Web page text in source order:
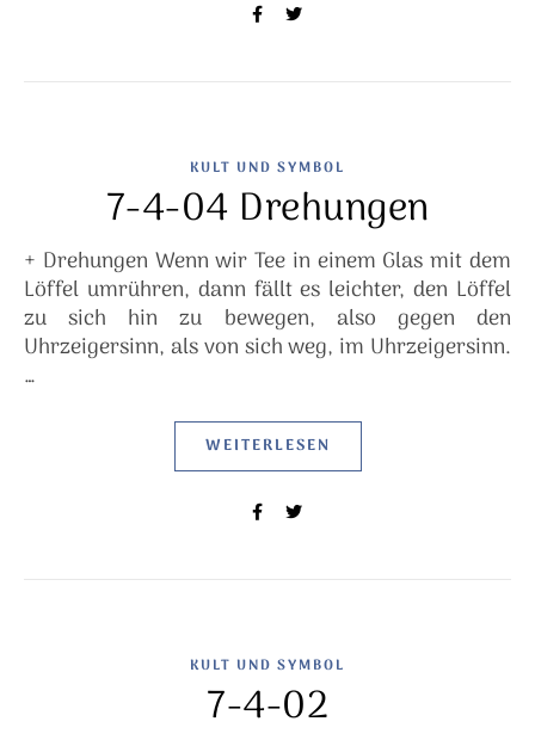
KULT UND SYMBOL
7-4-04 Drehungen
+ Drehungen Wenn wir Tee in einem Glas mit dem
Löffel umrühren, dann fällt es leichter, den Löffel
zu sich hin zu bewegen, also gegen den
Uhrzeigersinn, als von sich weg, im Uhrzeigersinn.
…
WEITERLESEN
KULT UND SYMBOL
7-4-02